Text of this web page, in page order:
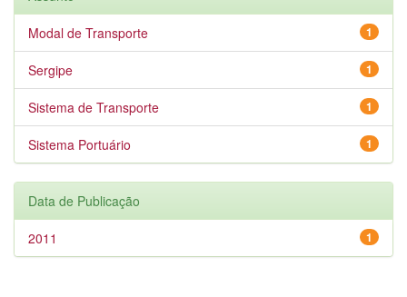
1
Modal de Transporte
1
Sergipe
1
Sistema de Transporte
1
Sistema Portuário
Data de Publicação
1
2011